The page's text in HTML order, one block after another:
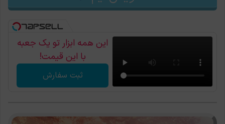
این همه ابزار تو یک جعبه
با این قیمت!
ثبت سفارش